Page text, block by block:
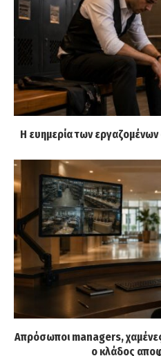
Η ευημερία των εργαζομένων
Απρόσωποι managers,
ο κλάδος